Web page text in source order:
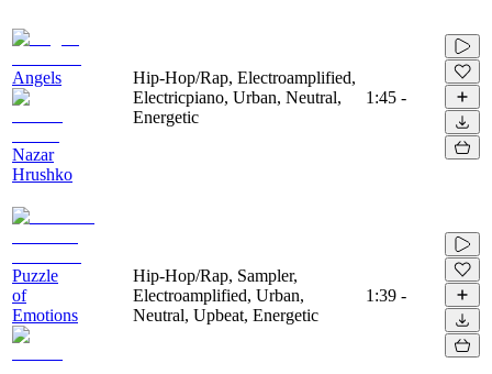
Angels
Nazar
Hrushko
Hip-Hop/Rap, Electroamplified,
Electricpiano, Urban, Neutral,
Energetic
1:45 -
Puzzle
of
Emotions
Hip-Hop/Rap, Sampler,
Electroamplified, Urban,
Neutral, Upbeat, Energetic
1:39 -